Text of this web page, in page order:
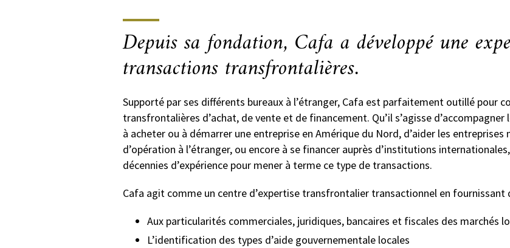
Depuis sa fondation, Cafa a développé une
transactions transfrontalières.
Supporté par ses différents bureaux à l’étranger, Cafa est parfaitement outillé pour
transfrontalières d’achat, de vente et de financement. Qu’il s’agisse
à acheter ou à démarrer une entreprise en Amérique du Nord, d’aider les
d’opération à l’étranger, ou encore à se financer auprès d’institutions
décennies d’expérience pour mener à terme ce type de transactions.
Cafa agit comme un centre d’expertise transfrontalier transactionnel en fournissant
Aux particularités commerciales, juridiques, bancaires et fiscales des marchés
L’identification des types d’aide gouvernementale locales